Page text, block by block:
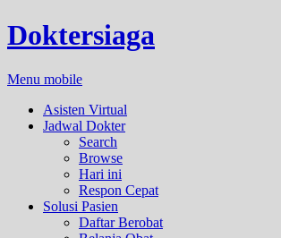
Doktersiaga
Menu mobile
Asisten Virtual
Jadwal Dokter
Search
Browse
Hari ini
Respon Cepat
Solusi Pasien
Daftar Berobat